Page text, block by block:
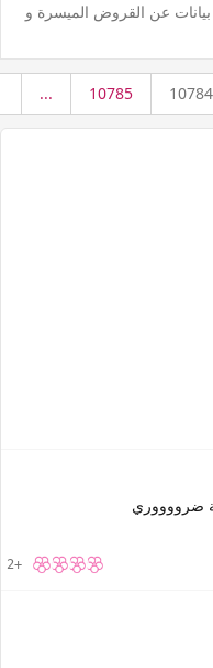
بيانات عن القروض الميسرة و
10784
10785
...
ضرووووري
+2